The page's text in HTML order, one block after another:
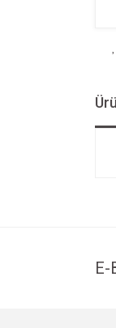
E-